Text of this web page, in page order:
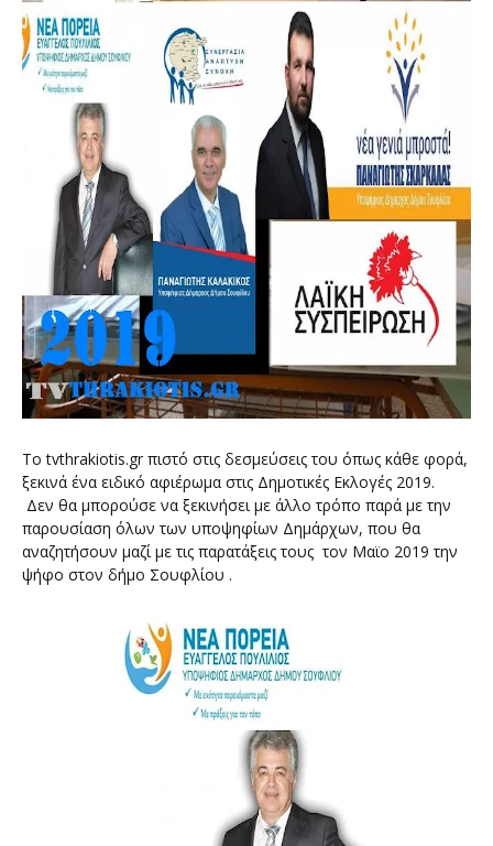
Το tvthrakiotis.gr πιστό στις δεσμεύσεις του όπως κάθε φορά,
ξεκινά ένα ειδικό αφιέρωμα στις Δημοτικές Εκλογές 2019.
Δεν θα μπορούσε να ξεκινήσει με άλλο τρόπο παρά με την
παρουσίαση όλων των υποψηφίων Δημάρχων, που θα
αναζητήσουν μαζί με τις παρατάξεις τους τον Μαϊο 2019 την
ψήφο στον δήμο Σουφλίου .